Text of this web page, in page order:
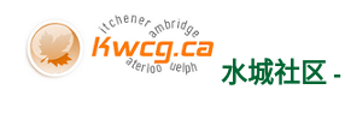
水城社区